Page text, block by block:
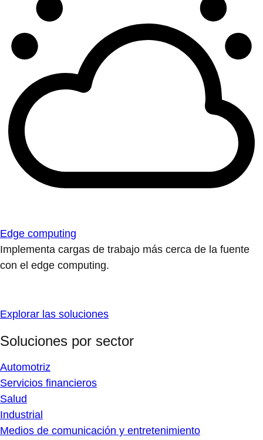
Edge computing
Implementa cargas de trabajo más cerca de la fuente
con el edge computing.
Explorar las soluciones
Soluciones por sector
Automotriz
Servicios financieros
Salud
Industrial
Medios de comunicación y entretenimiento